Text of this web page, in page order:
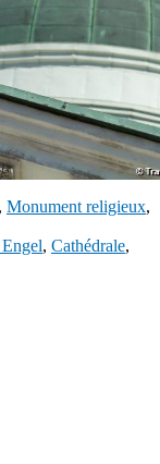
, Monument religieux,
, Cathédrale,